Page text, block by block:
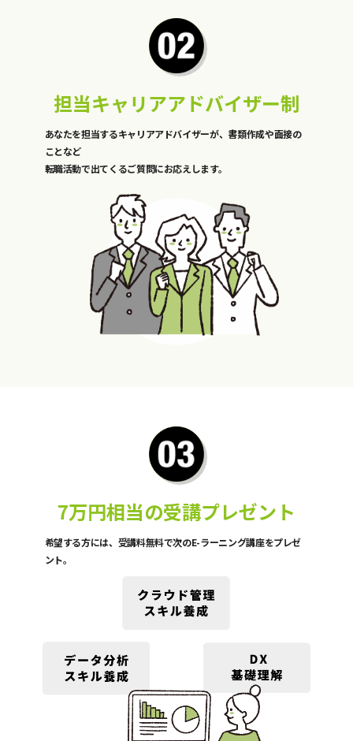
担当キャリアアドバイザー制
あなたを担当するキャリアアドバイザーが、書類作成や面接の
ことなど
転職活動で出てくるご質問にお応えします。
7万円相当の受講プレゼント
希望する方には、受講料無料で次のE-ラーニング講座をプレゼ
ント。